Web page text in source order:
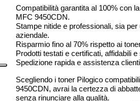
Compatibilità garantita al 100% con
MFC 9450CDN.
Stampe nitide e professionali, sia
aziendale.
Risparmio fino al 70% rispetto ai
Prodotti testati e certificati, affidabili e
Spedizione rapida e assistenza
Scegliendo i toner Pilogico
9450CDN, avrai la certezza di
senza rinunciare alla qualità.